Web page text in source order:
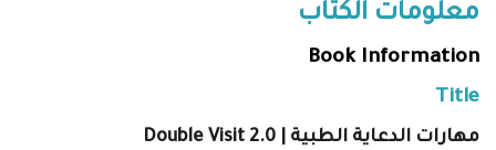
معلومات الكتاب
Book Information
Title
مهارات الدعاية الطبية | Double Visit 2.0